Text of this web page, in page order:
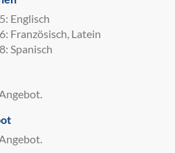
Englisch
Französisch, Latein
Spanisch